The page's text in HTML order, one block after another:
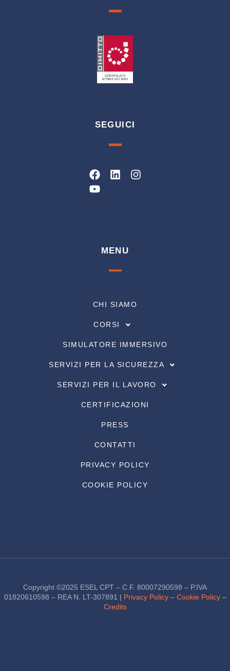
SEGUICI
Facebook
LinkedinInstagram
Youtube
MENU
CHI SIAMO
CORSI
SIMULATORE IMMERSIVO
SERVIZI PER LA SICUREZZA
SERVIZI PER IL LAVORO
CERTIFICAZIONI
PRESS
CONTATTI
PRIVACY POLICY
COOKIE POLICY
Copyright ©2025 ESEL CPT – C.F. 80007290598 – P.IVA
01820610598 – REA N. LT-307891 | Privacy Policy– Cookie Policy–
Credits